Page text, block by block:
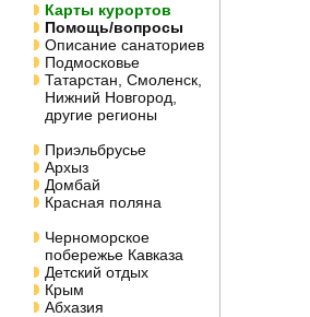
Карты курортов
Помощь/вопросы
Описание санаториев
Подмосковье
Татарстан, Смоленск,
Нижний Новгород,
другие регионы
Приэльбрусье
Архыз
Домбай
Красная поляна
Черноморское
побережье Кавказа
Детский отдых
Крым
Абхазия